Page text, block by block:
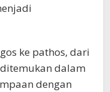
ke pathos, dari
dalam
dengan